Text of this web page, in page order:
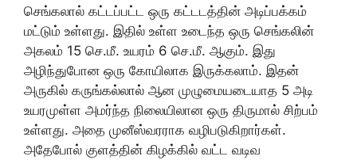
செங்கலால் கட்டப்பட்ட ஒரு கட்டடத்தின் அடிப்பக்கம்
மட்டும் உள்ளது. இதில் உள்ள உடைந்த ஒரு செங்கலின்
அகலம் 15 செ.மீ. உயரம் 6 செ.மீ. ஆகும். இது
அழிந்துபோன ஒரு கோயிலாக இருக்கலாம். இதன்
அருகில் கருங்கல்லால் ஆன முழுமையடையாத 5 அடி
உயரமுள்ள அமர்ந்த நிலையிலான ஒரு திருமால் சிற்பம்
உள்ளது. அதை முனீஸ்வரராக வழிபடுகிறார்கள்.
அதேபோல் குளத்தின் கிழக்கில் வட்ட வடிவ